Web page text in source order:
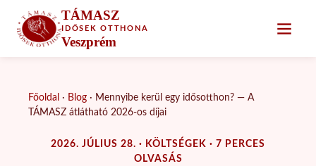
TÁMASZ
IDŐSEK OTTHONA
Veszprém
Főoldal · Blog · Mennyibe kerül egy idősotthon? — A
TÁMASZ átlátható 2026-os díjai
2026. JÚLIUS 28. · KÖLTSÉGEK · 7 PERCES
OLVASÁS